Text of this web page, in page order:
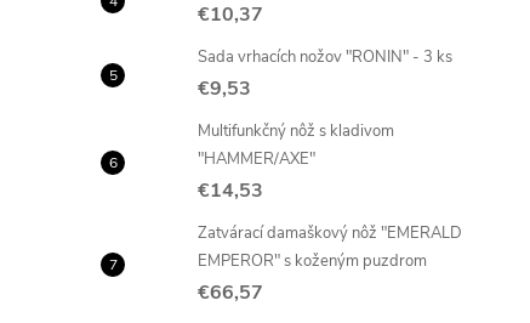
€10,37
Sada vrhacích nožov "RONIN" - 3 ks
€9,53
Multifunkčný nôž s kladivom
"HAMMER/AXE"
€14,53
Zatvárací damaškový nôž "EMERALD
EMPEROR" s koženým puzdrom
€66,57